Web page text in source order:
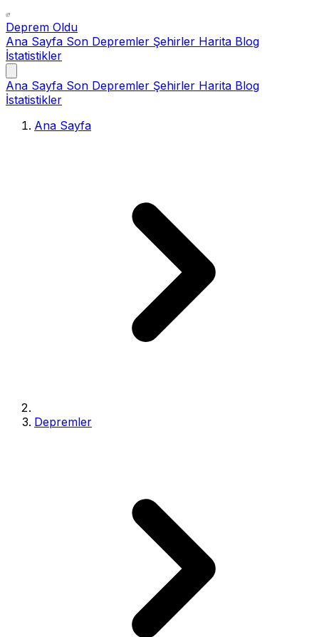
Deprem Oldu
Ana Sayfa Son Depremler Şehirler Harita Blog
İstatistikler
Ana Sayfa Son Depremler Şehirler Harita Blog
İstatistikler
Ana Sayfa
Depremler